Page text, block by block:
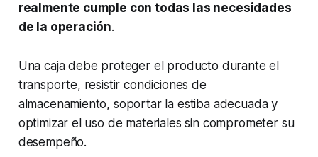
realmente cumple con todas las necesidades
de la operación.
Una caja debe proteger el producto durante el
transporte, resistir condiciones de
almacenamiento, soportar la estiba adecuada y
optimizar el uso de materiales sin comprometer su
desempeño.